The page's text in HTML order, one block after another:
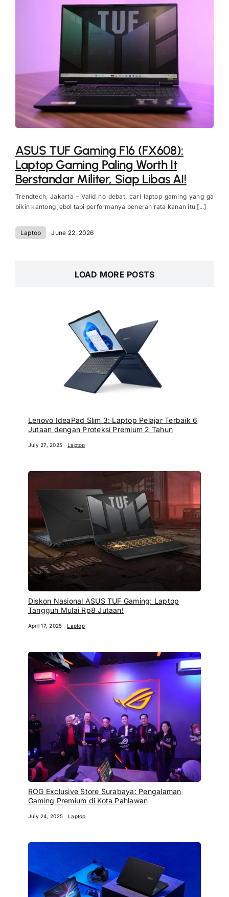
ASUS TUF Gaming F16 (FX608):
Laptop Gaming Paling Worth It
Berstandar Militer, Siap Libas AI!
Trendtech, Jakarta – Valid no debat, cari laptop gaming yang ga
bikin kantong jebol tapi performanya beneran rata kanan itu [...]
Laptop June 22, 2026
LOAD MORE POSTS
Lenovo IdeaPad Slim 3: Laptop Pelajar Terbaik 6
Jutaan dengan Proteksi Premium 2 Tahun
July 27, 2025 Laptop
Diskon Nasional ASUS TUF Gaming: Laptop
Tangguh Mulai Rp8 Jutaan!
April 17, 2025 Laptop
ROG Exclusive Store Surabaya: Pengalaman
Gaming Premium di Kota Pahlawan
July 24, 2025 Laptop